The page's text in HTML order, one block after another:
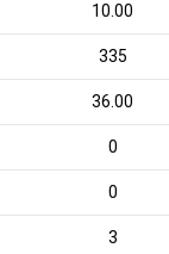
10.00
335
36.00
0
0
3